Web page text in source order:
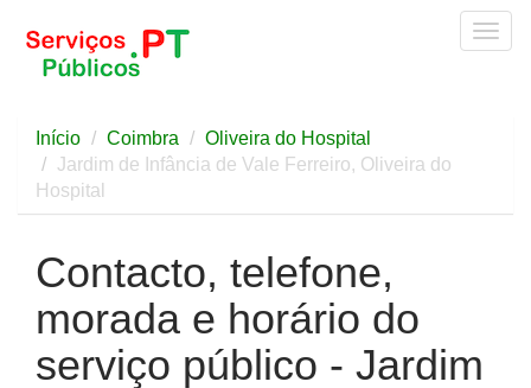
Início Coimbra
Oliveira do Hospital
Jardim de Infância de Vale Ferreiro, Oliveira do
Hospital
Contacto, telefone,
morada e horário do
serviço público - Jardim